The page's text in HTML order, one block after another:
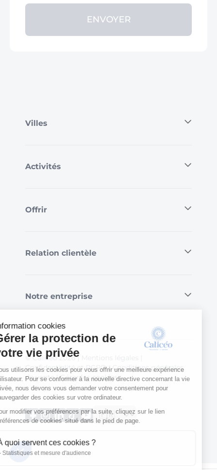
ENVOYER
Villes
Activités
Offrir
Relation clientèle
Notre entreprise
© Calicéo 2026|
Confidentialité et RGPD| Conditions générales
de vente|Gérer les cookies
Information cookies
Gérer la protection de
votre vie privée
Nous utilisons les cookies pour vous offrir une meilleure expérience
utilisateur. Pour se conformer à la nouvelle directive concernant la vie
privée, nous devons vous demander votre consentement pour
sauvegarder des cookies sur votre ordinateur.
Pour modifier vos préférences par la suite, cliquez sur le lien
'Préférences de cookies' situé dans le pied de page.
À quoi servent ces cookies ?
Statistiques et mesure d'audience